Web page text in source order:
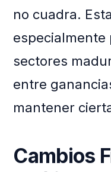
no cuadra.
especialmente
sectores
entre
mantener
Cambios